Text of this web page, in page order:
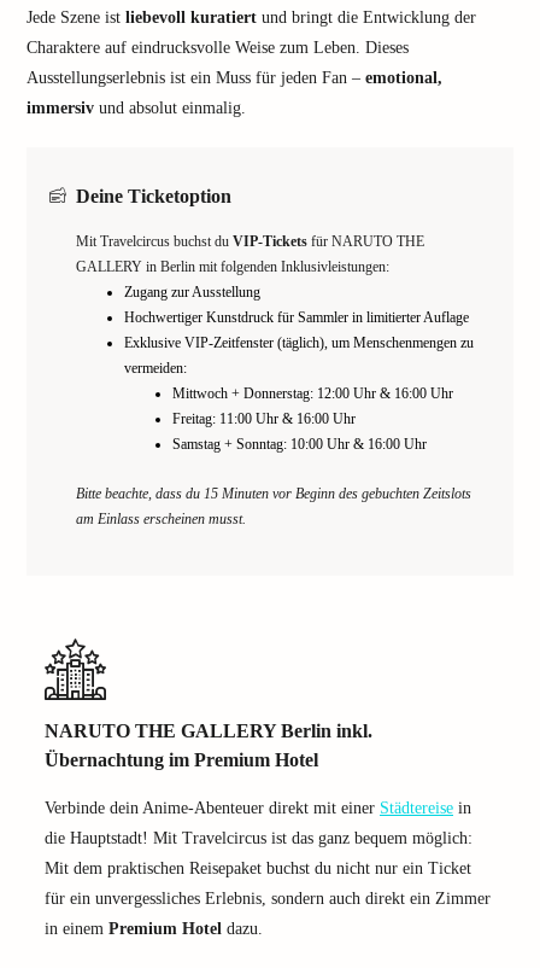
Jede Szene ist liebevoll kuratiert und bringt die Entwicklung der
Charaktere auf eindrucksvolle Weise zum Leben. Dieses
Ausstellungserlebnis ist ein Muss für jeden Fan – emotional,
immersiv und absolut einmalig.
Deine Ticketoption
Mit Travelcircus buchst du VIP-Tickets für NARUTO THE
GALLERY in Berlin mit folgenden Inklusivleistungen:
Zugang zur Ausstellung
Hochwertiger Kunstdruck für Sammler in limitierter Auflage
Exklusive VIP-Zeitfenster (täglich), um Menschenmengen zu
vermeiden:
Mittwoch + Donnerstag: 12:00 Uhr & 16:00 Uhr
Freitag: 11:00 Uhr & 16:00 Uhr
Samstag + Sonntag: 10:00 Uhr & 16:00 Uhr
Bitte beachte, dass du 15 Minuten vor Beginn des gebuchten Zeitslots
am Einlass erscheinen musst.
NARUTO THE GALLERY Berlin inkl.
Übernachtung im Premium Hotel
Verbinde dein Anime-Abenteuer direkt mit einer Städtereise in
die Hauptstadt! Mit Travelcircus ist das ganz bequem möglich:
Mit dem praktischen Reisepaket buchst du nicht nur ein Ticket
für ein unvergessliches Erlebnis, sondern auch direkt ein Zimmer
in einem Premium Hotel dazu.